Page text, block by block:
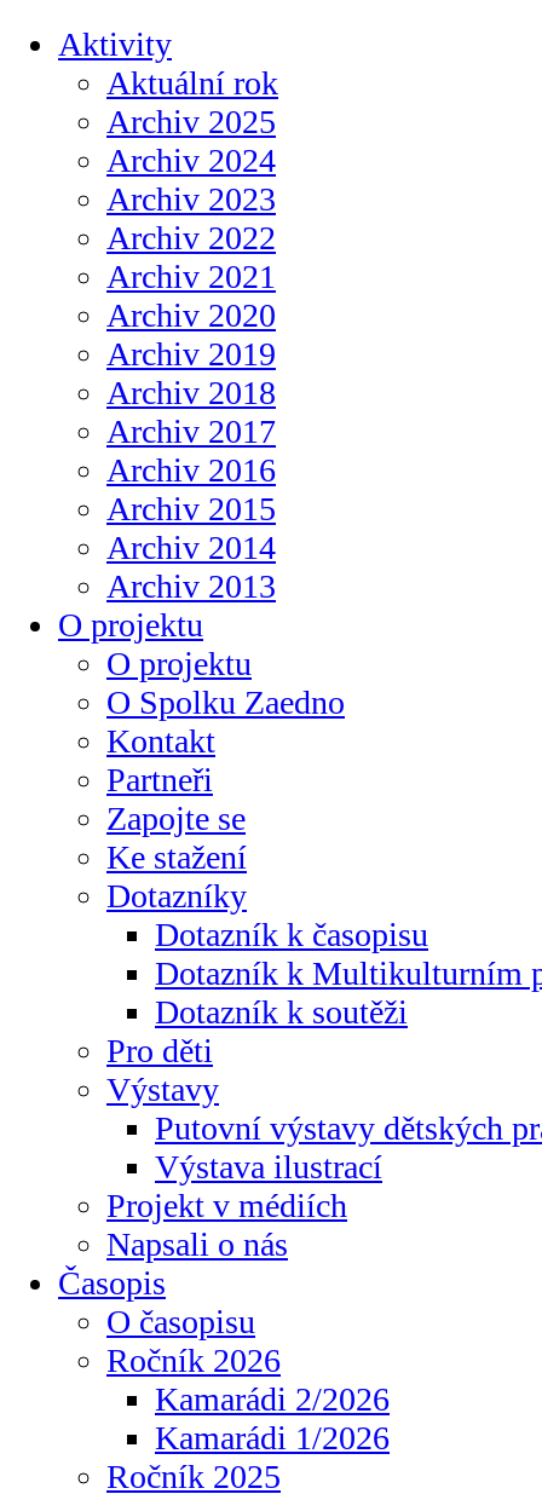
Aktivity
Aktuální rok
Archiv 2025
Archiv 2024
Archiv 2023
Archiv 2022
Archiv 2021
Archiv 2020
Archiv 2019
Archiv 2018
Archiv 2017
Archiv 2016
Archiv 2015
Archiv 2014
Archiv 2013
O projektu
O projektu
O Spolku Zaedno
Kontakt
Partneři
Zapojte se
Ke stažení
Dotazníky
Dotazník k časopisu
Dotazník k Multikulturním
Dotazník k soutěži
Pro děti
Výstavy
Putovní výstavy dětských
Výstava ilustrací
Projekt v médiích
Napsali o nás
Časopis
O časopisu
Ročník 2026
Kamarádi 2/2026
Kamarádi 1/2026
Ročník 2025